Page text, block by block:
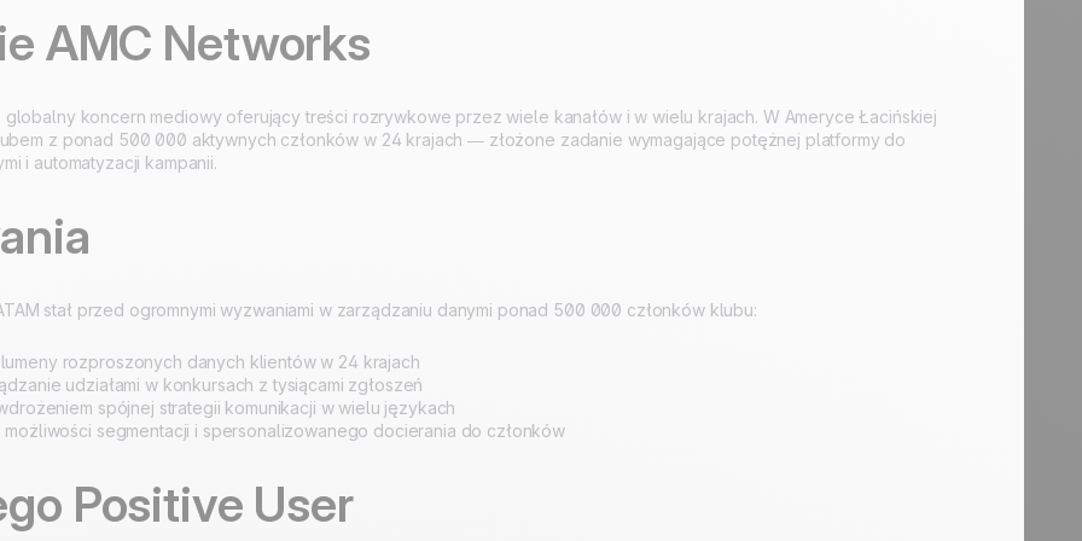
4.8 na Trustpilot
Certyfikat ISO 27001
100% stworzone i
hostowane w Europie
AMC Networks
globalny koncern mediowy oferujący treści rozrywkowe przez wiele kanałów i w wielu krajach. W Ameryce Łacińskiej
z ponad 500 000 aktywnych członków w 24 krajach — złożone zadanie wymagające potężnej platformy do
i automatyzacji kampanii.
stał przed ogromnymi wyzwaniami w zarządzaniu danymi ponad 500 000 członków klubu:
rozproszonych danych klientów w 24 krajach
udziałami w konkursach z tysiącami zgłoszeń
spójnej strategii komunikacji w wielu językach
możliwości segmentacji i spersonalizowanego docierania do członków
Positive User